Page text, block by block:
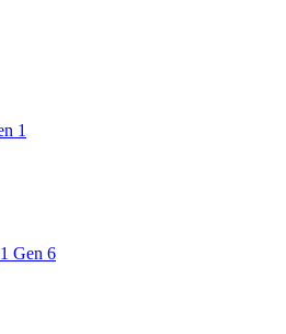
1
Gen 6